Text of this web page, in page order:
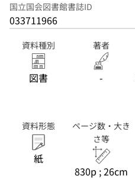
国立国会図書館書誌ID
033711966
資料種別
図書
著者
-
資料形態
紙
ページ数・大き
さ等
830p ; 26cm